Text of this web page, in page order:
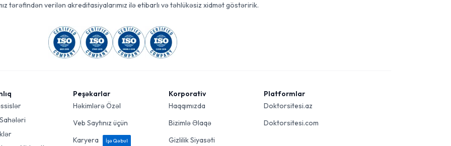
tərəfindən verilən akreditasiyalarımız ilə etibarlı və təhlükəsiz xidmət göstəririk.
Peşəkarlar
Həkimlərə Özəl
Veb Saytınız üçün
Karyera
İşə Qəbul
Korporativ
Haqqımızda
Bizimlə Əlaqə
Gizlilik Siyasəti
Platformlar
Doktorsitesi.az
Doktorsitesi.com